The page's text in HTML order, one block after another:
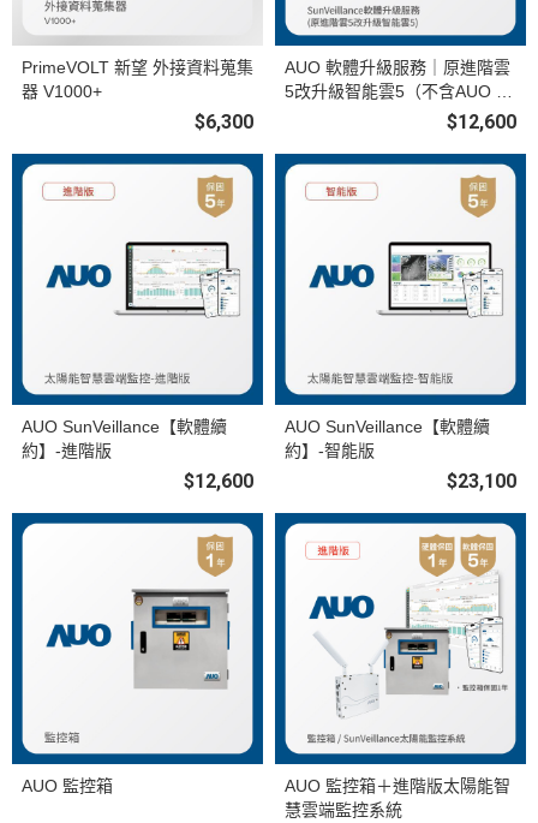
PrimeVOLT 新望 外接資料蒐集
器 V1000+
$6,300
AUO 軟體升級服務｜原進階雲
5改升級智能雲5（不含AUO G
$12,600
AUO SunVeillance【軟體續
約】-進階版
$12,600
AUO SunVeillance【軟體續
約】-智能版
$23,100
AUO 監控箱
AUO 監控箱＋進階版太陽能智
慧雲端監控系統